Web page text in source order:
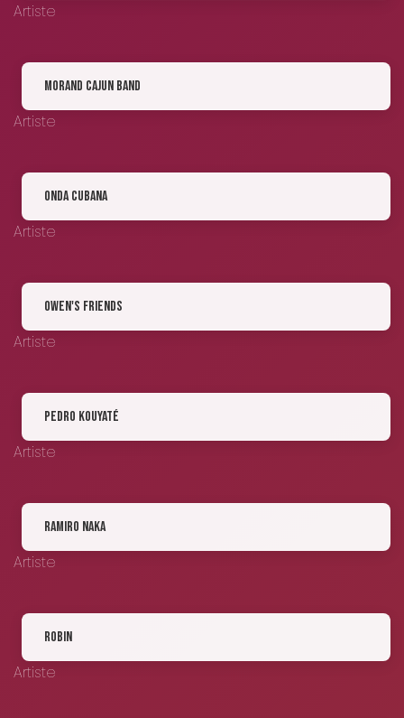
Artiste
Morand Cajun Band
Artiste
Onda Cubana
Artiste
Owen's friends
Artiste
Pedro Kouyaté
Artiste
Ramiro Naka
Artiste
ROBIN
Artiste